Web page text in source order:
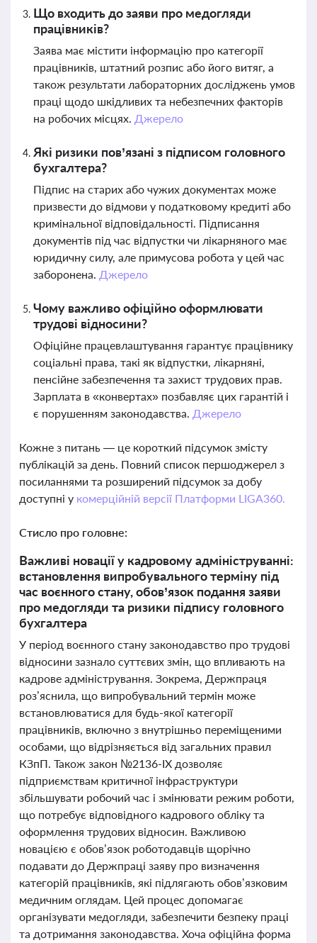
Що входить до заяви про медогляди
працівників?
Заява має містити інформацію про категорії
працівників, штатний розпис або його витяг, а
також результати лабораторних досліджень умов
праці щодо шкідливих та небезпечних факторів
на робочих місцях. Джерело
Які ризики пов’язані з підписом головного
бухгалтера?
Підпис на старих або чужих документах може
призвести до відмови у податковому кредиті або
кримінальної відповідальності. Підписання
документів під час відпустки чи лікарняного має
юридичну силу, але примусова робота у цей час
заборонена. Джерело
Чому важливо офіційно оформлювати
трудові відносини?
Офіційне працевлаштування гарантує працівнику
соціальні права, такі як відпустки, лікарняні,
пенсійне забезпечення та захист трудових прав.
Зарплата в «конвертах» позбавляє цих гарантій і
є порушенням законодавства. Джерело
Кожне з питань — це короткий підсумок змісту
публікацій за день. Повний список першоджерел з
посиланнями та розширений підсумок за добу
доступні у комерційній версії Платформи LIGA360.
Стисло про головне:
Важливі новації у кадровому адмініструванні:
встановлення випробувального терміну під
час воєнного стану, обов’язок подання заяви
про медогляди та ризики підпису головного
бухгалтера
У період воєнного стану законодавство про трудові
відносини зазнало суттєвих змін, що впливають на
кадрове адміністрування. Зокрема, Держпраця
роз’яснила, що випробувальний термін може
встановлюватися для будь-якої категорії
працівників, включно з внутрішньо переміщеними
особами, що відрізняється від загальних правил
КЗпП. Також закон №2136-ІХ дозволяє
підприємствам критичної інфраструктури
збільшувати робочий час і змінювати режим роботи,
що потребує відповідного кадрового обліку та
оформлення трудових відносин. Важливою
новацією є обов’язок роботодавців щорічно
подавати до Держпраці заяву про визначення
категорій працівників, які підлягають обов’язковим
медичним оглядам. Цей процес допомагає
організувати медогляди, забезпечити безпеку праці
та дотримання законодавства. Хоча офіційна форма